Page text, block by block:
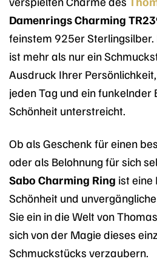
Damenrings Charming
feinstem 925er Sterlingsilber.
ist mehr als nur ein
Ausdruck Ihrer
jeden Tag und ein funkelnder
Schönheit unterstreicht.
Ob als Geschenk für einen
oder als Belohnung für sich
Sabo Charming Ring ist eine
Schönheit und
Sie ein in die Welt von
sich von der Magie dieses
Schmuckstücks verzaubern.